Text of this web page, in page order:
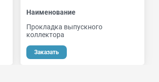
Наименование
Прокладка выпускного
коллектора
Заказать